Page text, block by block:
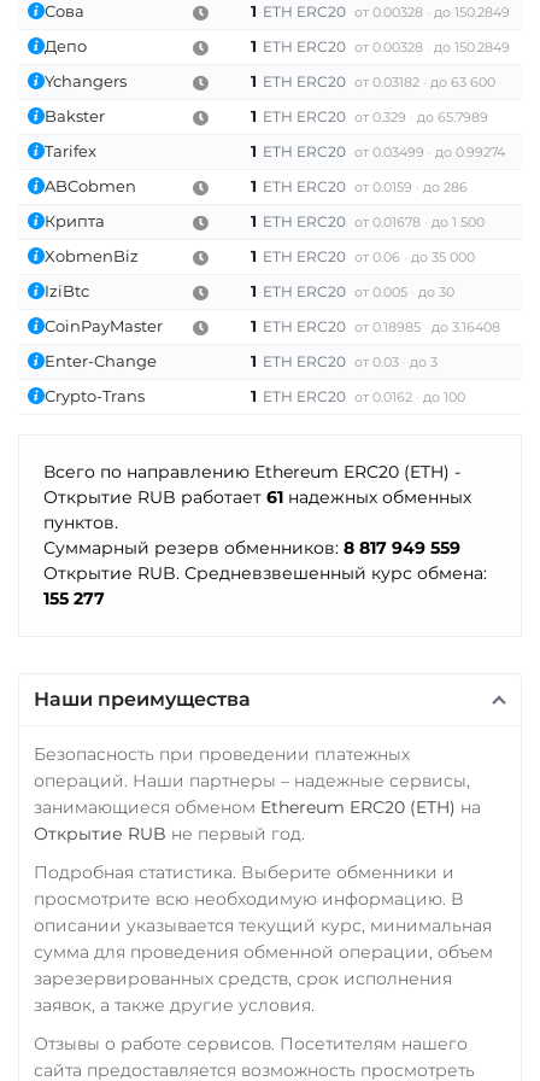
Сова 1 ETH ERC20 от 0.00328 до 150.2849
Депо 1 ETH ERC20 от 0.00328 до 150.2849
Ychangers 1 ETH ERC20 от 0.03182 до 63 600
Bakster 1 ETH ERC20 от 0.329 до 65.7989
Tarifex 1 ETH ERC20 от 0.03499 до 0.99274
ABCobmen 1 ETH ERC20 от 0.0159 до 286
Крипта 1 ETH ERC20 от 0.01678 до 1 500
XobmenBiz 1 ETH ERC20 от 0.06 до 35 000
IziBtc 1 ETH ERC20 от 0.005 до 30
CoinPayMaster 1 ETH ERC20 от 0.18985 до 3.16408
Enter-Change 1 ETH ERC20 от 0.03 до 3
Crypto-Trans 1 ETH ERC20 от 0.0162 до 100
Всего по направлению Ethereum ERC20 (ETH) -
Открытие RUB работает 61 надежных обменных
пунктов.
Суммарный резерв обменников: 8 817 949 559
Открытие RUB. Средневзвешенный курс обмена:
155 277
Наши преимущества
Безопасность при проведении платежных
операций. Наши партнеры – надежные сервисы,
занимающиеся обменом Ethereum ERC20 (ETH) на
Открытие RUB не первый год.
Подробная статистика. Выберите обменники и
просмотрите всю необходимую информацию. В
описании указывается текущий курс, минимальная
сумма для проведения обменной операции, объем
зарезервированных средств, срок исполнения
заявок, а также другие условия.
Отзывы о работе сервисов. Посетителям нашего
сайта предоставляется возможность просмотреть